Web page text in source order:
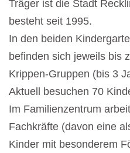
Träger ist die Stadt
besteht seit 1995.
In den beiden
befinden sich jeweils bis
Krippen-Gruppen (bis 3
Aktuell besuchen 70
Im Familienzentrum
Fachkräfte (davon eine
Kinder mit besonderem